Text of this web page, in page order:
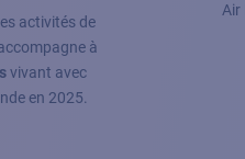
activités de
à
vivant avec
en 2025.
Air